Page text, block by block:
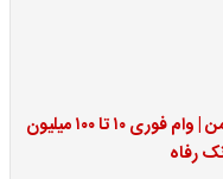
وام برای یارانه بگیران بدون ضامن | وام فوری ۱۰ تا ۱۰۰ میلیون
رفاه